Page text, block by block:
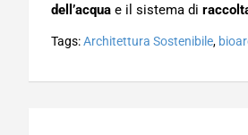
dell’acqua e il sistema di
Tags:Architettura Sostenibile,